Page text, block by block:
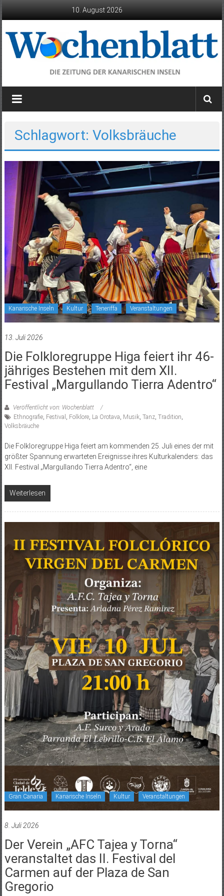
10. August 2026
Wochenblatt
die
Kanarischen
Inseln
Schlagwort: Volksbräuche
Kanarische Inseln Kultur Teneriffa Veranstaltungen
13. Juli 2026
Die Folkloregruppe Higa feiert ihr 46-
jähriges Bestehen mit dem XII.
Festival „Margullando Tierra Adentro“
Veröffentlicht von: Wochenblatt
Ethnografie, Festival Folklore, La Orotava Musik, Tanz, Tradition
Volksbräuche
Die Folkloregruppe Higa feiert am kommenden 25. Juli eines der mit
größter Spannung erwarteten Ereignisse ihres Kulturkalenders: das
XII. Festival „Margullando Tierra Adentro“, eine
Weiterlesen
Gran Canaria Kanarische Inseln Kultur Veranstaltungen
8. Juli 2026
Der Verein „AFC Tajea y Torna“
veranstaltet das II. Festival del
Carmen auf der Plaza de San
Gregorio